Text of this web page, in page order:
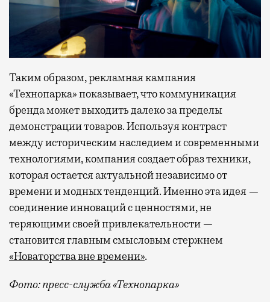
Таким образом, рекламная кампания
«Технопарка» показывает, что коммуникация
бренда может выходить далеко за пределы
демонстрации товаров. Используя контраст
между историческим наследием и современными
технологиями, компания создает образ техники,
которая остается актуальной независимо от
времени и модных тенденций. Именно эта идея —
соединение инноваций с ценностями, не
теряющими своей привлекательности —
становится главным смысловым стержнем
«Новаторства вне времени».
Фото: пресс-служба «Технопарка»